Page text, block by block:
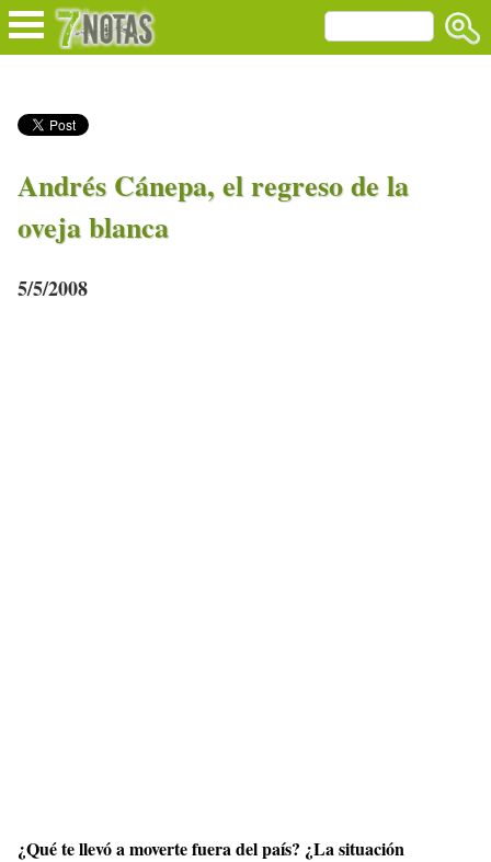
Andrés Cánepa, el regreso de la
oveja blanca
5/5/2008
¿Qué te llevó a moverte fuera del país? ¿La situación